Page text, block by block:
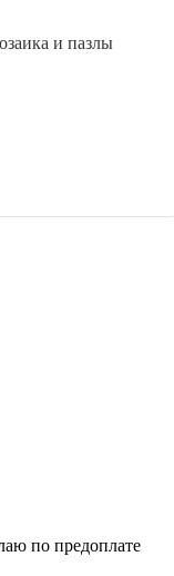
и пазлы
по предоплате